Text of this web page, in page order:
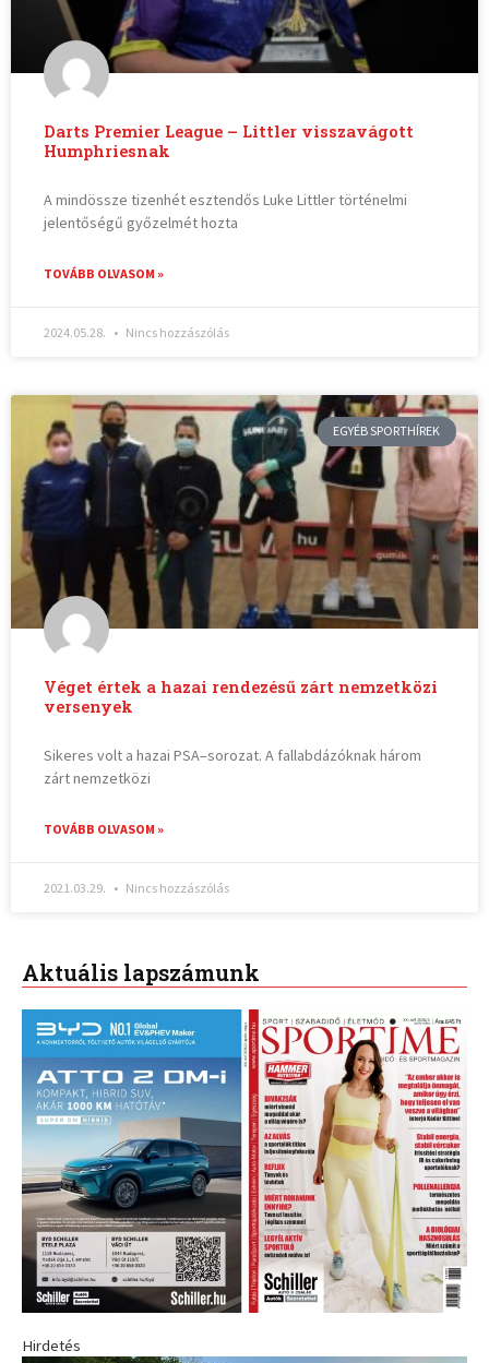
Darts Premier League – Littler visszavágott
Humphriesnak
A mindössze tizenhét esztendős Luke Littler történelmi
jelentőségű győzelmét hozta
TOVÁBB OLVASOM »
2024.05.28. Nincs hozzászólás
EGYÉB SPORTHÍREK
Véget értek a hazai rendezésű zárt nemzetközi
versenyek
Sikeres volt a hazai PSA–sorozat. A fallabdázóknak három
zárt nemzetközi
TOVÁBB OLVASOM »
2021.03.29. Nincs hozzászólás
Aktuális lapszámunk
Hirdetés